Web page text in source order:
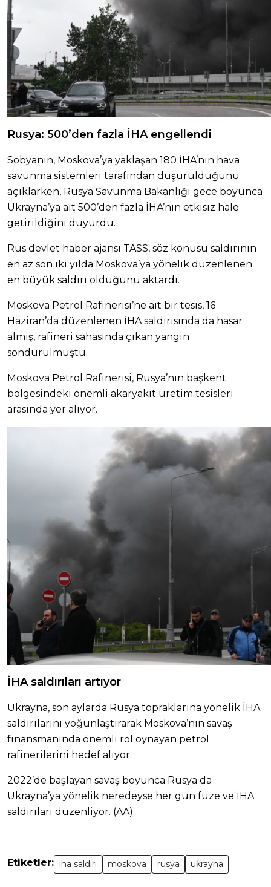
Rusya: 500’den fazla İHA engellendi
Sobyanin, Moskova’ya yaklaşan 180 İHA’nın hava
savunma sistemleri tarafından düşürüldüğünü
açıklarken, Rusya Savunma Bakanlığı gece boyunca
Ukrayna’ya ait 500’den fazla İHA’nın etkisiz hale
getirildiğini duyurdu.
Rus devlet haber ajansı TASS, söz konusu saldırının
en az son iki yılda Moskova’ya yönelik düzenlenen
en büyük saldırı olduğunu aktardı.
Moskova Petrol Rafinerisi’ne ait bir tesis, 16
Haziran’da düzenlenen İHA saldırısında da hasar
almış, rafineri sahasında çıkan yangın
söndürülmüştü.
Moskova Petrol Rafinerisi, Rusya’nın başkent
bölgesindeki önemli akaryakıt üretim tesisleri
arasında yer alıyor.
İHA saldırıları artıyor
Ukrayna, son aylarda Rusya topraklarına yönelik İHA
saldırılarını yoğunlaştırarak Moskova’nın savaş
finansmanında önemli rol oynayan petrol
rafinerilerini hedef alıyor.
2022’de başlayan savaş boyunca Rusya da
Ukrayna’ya yönelik neredeyse her gün füze ve İHA
saldırıları düzenliyor. (AA)
Etiketler: iha saldırı moskova rusya ukrayna